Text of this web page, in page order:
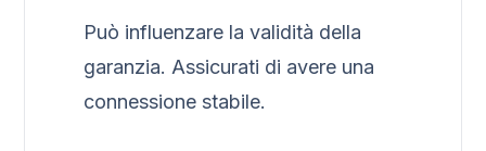
Può influenzare la validità della
garanzia. Assicurati di avere una
connessione stabile.